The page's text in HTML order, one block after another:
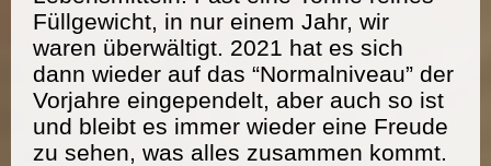
Füllgewicht, in nur einem Jahr, wir
waren überwältigt. 2021 hat es sich
dann wieder auf das “Normalniveau” der
Vorjahre eingependelt, aber auch so ist
und bleibt es immer wieder eine Freude
zu sehen, was alles zusammen kommt.